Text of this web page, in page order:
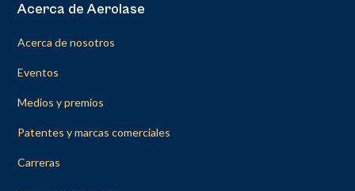
Acerca de Aerolase
Acerca de nosotros
Eventos
Medios y premios
Patentes y marcas comerciales
Carreras